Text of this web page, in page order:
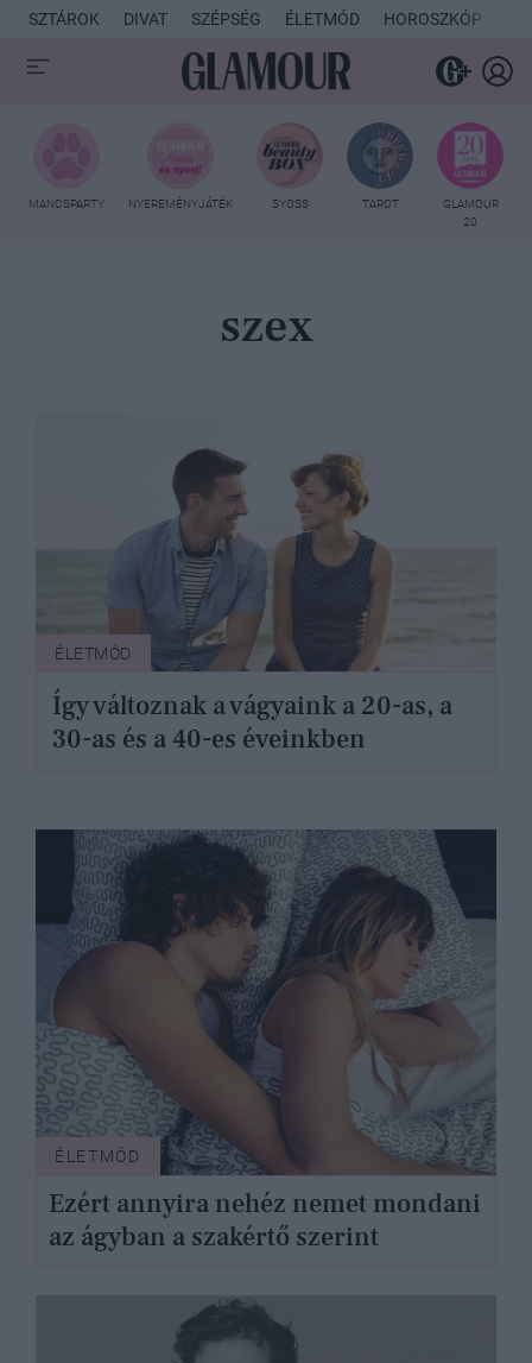
SZTÁROK DIVAT SZÉPSÉG ÉLETMÓD HOROSZKÓP
MANCSPARTY NYEREMÉNYJÁTÉK SYOSS TAROT
GLAMOUR
20
szex
ÉLETMÓD
Így változnak a vágyaink a 20-as, a
30-as és a 40-es éveinkben
ÉLETMÓD
Ezért annyira nehéz nemet mondani
az ágyban a szakértő szerint